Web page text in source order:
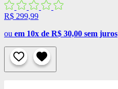
R$ 299,99
ou em 10x de R$ 30,00 sem juros